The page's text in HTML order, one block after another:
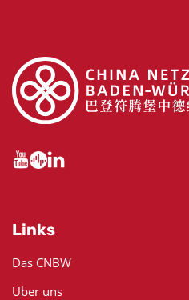
Links
Das CNBW
Über uns